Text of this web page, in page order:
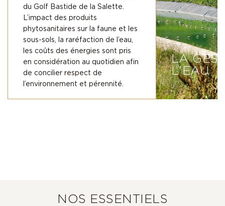
du Golf Bastide de la Salette.
L’impact des produits
phytosanitaires sur la faune et les
sous-sols, la raréfaction de l’eau,
les coûts des énergies sont pris
en considération au quotidien afin
de concilier respect de
l’environnement et pérennité.
LA
L'EAU
NOS ESSENTIELS